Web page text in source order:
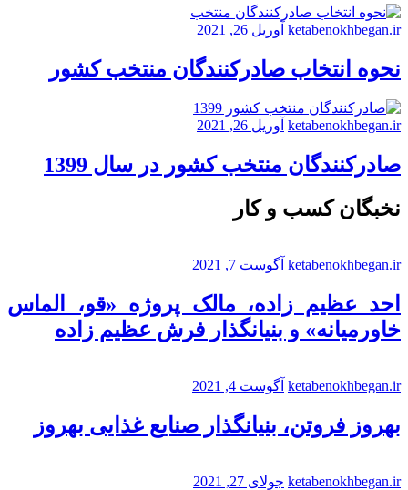
ketabenokhbegan.ir آوریل 26, 2021
نحوه انتخاب صادرکنندگان منتخب کشور
ketabenokhbegan.ir آوریل 26, 2021
صادرکنندگان منتخب کشور در سال 1399
نخبگان کسب و کار
ketabenokhbegan.ir آگوست 7, 2021
احد عظیم زاده، مالک پروژه «قو، الماس
خاورمیانه» و بنیانگذار فرش عظیم زاده
ketabenokhbegan.ir آگوست 4, 2021
بهروز فروتن، بنیانگذار صنایع غذایی بهروز
ketabenokhbegan.ir جولای 27, 2021